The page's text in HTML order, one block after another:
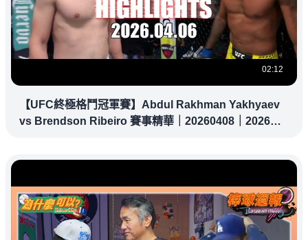
02:12
【UFC終極格鬥冠軍賽】Abdul Rakhman Yakhyaev
vs Brendson Ribeiro 賽事精華｜20260408｜2026